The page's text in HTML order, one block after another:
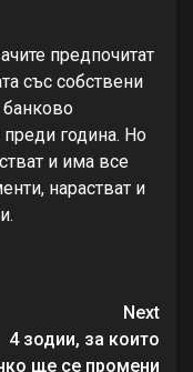
предпочитат
със собствени
година. Но
и има все
нарастват и
Next
4 зодии, за които
ще се промени